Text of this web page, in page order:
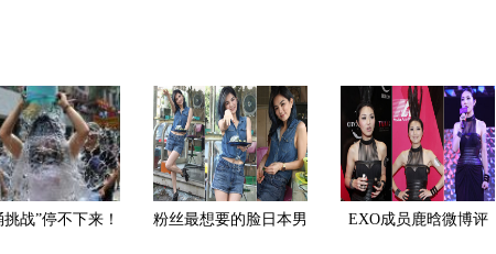
挑战”停不下来！
粉丝最想要的脸日本男
EXO成员鹿晗微博评